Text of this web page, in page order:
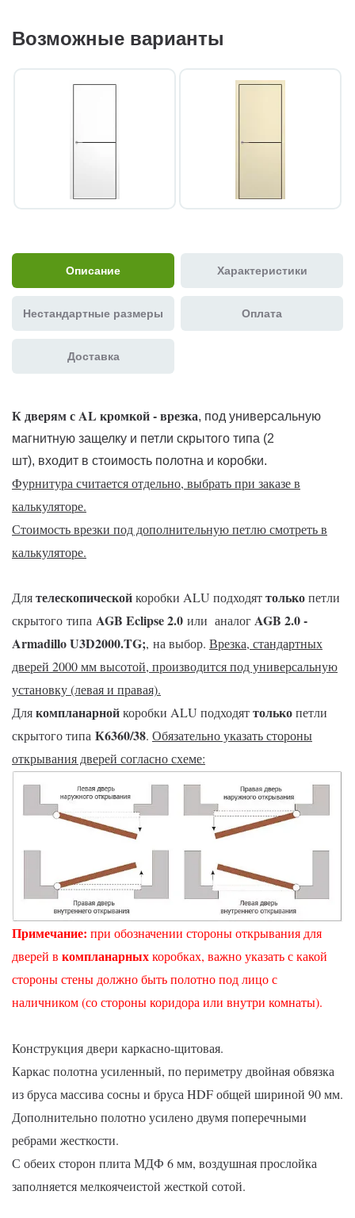
Возможные варианты
Описание Характеристики
Нестандартные размеры Оплата
Доставка
К дверям с AL кромкой - врезка, под универсальную
магнитную защелку и петли скрытого типа (2
шт), входит в стоимость полотна и коробки.
Фурнитура считается отдельно, выбрать при заказе в
калькуляторе.
Стоимость врезки под дополнительную петлю смотреть в
калькуляторе.
Длятелескопическойкоробки ALU подходяттолькопетли
скрытого типа AGB Eclipse 2.0 или аналогAGB 2.0 -
Armadillo U3D2000.TG;, на выбор. Врезка, стандартных
дверей 2000 мм высотой, производится под универсальную
установку (левая и правая).
Длякомпланарнойкоробки ALU подходяттолькопетли
скрытого типа К6360/38. Обязательно указать стороны
открывания дверей согласно схеме:
Примечание: при обозначении стороны открывания для
дверей в компланарныхкоробках, важно указать с какой
стороны стены должно быть полотно под лицо с
наличником (со стороны коридора или внутри комнаты).
Конструкция двери каркасно-щитовая.
Каркас полотна усиленный, по периметру двойная обвязка
из бруса массива сосны и бруса HDF общей шириной 90 мм.
Дополнительно полотно усилено двумя поперечными
ребрами жесткости.
С обеих сторон плита МДФ 6 мм, воздушная прослойка
заполняется мелкоячеистой жесткой сотой.